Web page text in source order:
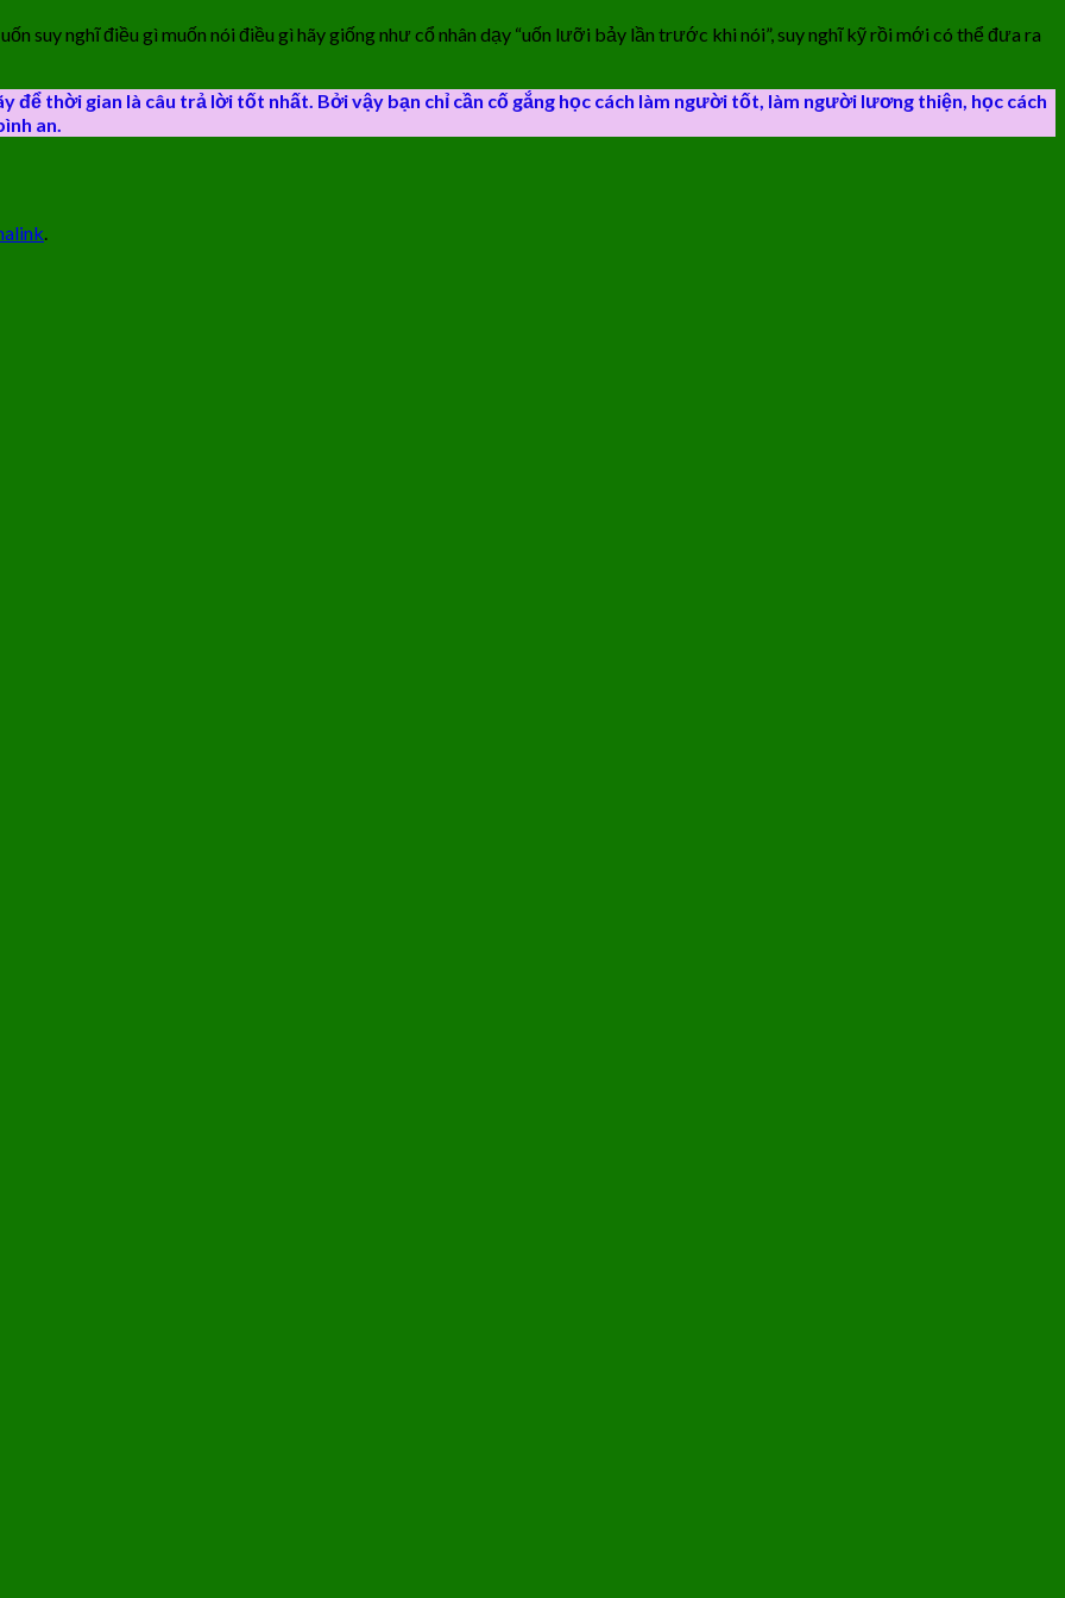
suy nghĩ điều gì muốn nói điều gì hãy giống như cổ nhân dạy “uốn lưỡi bảy lần trước khi nói”, suy nghĩ kỹ rồi mới có thể đưa ra
để thời gian là câu trả lời tốt nhất. Bởi vậy bạn chỉ cần cố gắng học cách làm người tốt, làm người lương thiện, học cách
an.
.